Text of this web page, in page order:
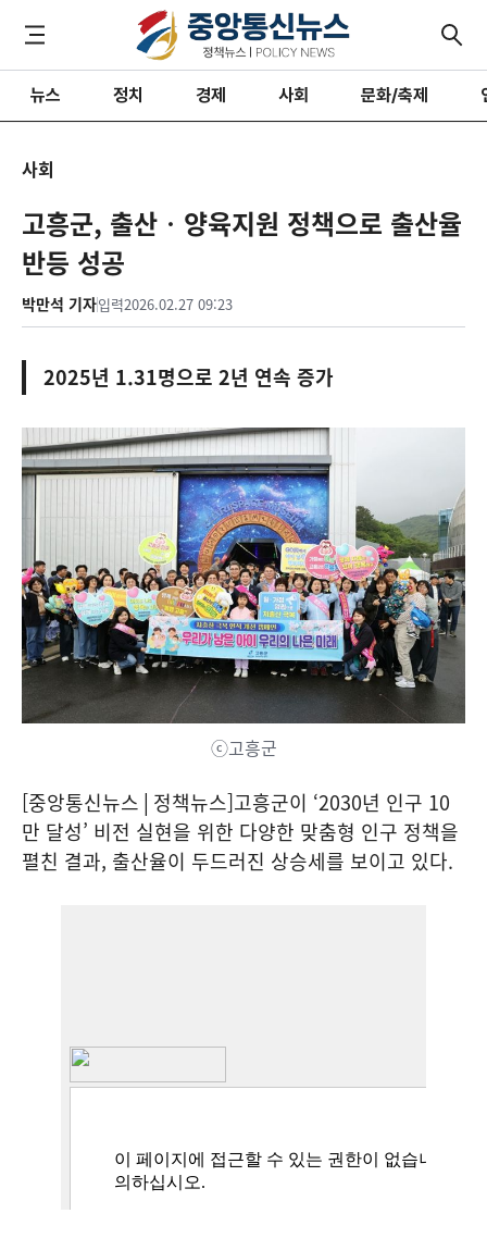
뉴스 정치 경제 사회 문화/축제
사회
고흥군, 출산‧양육지원 정책으로 출산율
반등 성공
박만석 기자입력2026.02.27 09:23
2025년 1.31명으로 2년 연속 증가
ⓒ고흥군
[중앙통신뉴스│정책뉴스]고흥군이 ‘2030년 인구 10
만 달성’ 비전 실현을 위한 다양한 맞춤형 인구 정책을
펼친 결과, 출산율이 두드러진 상승세를 보이고 있다.